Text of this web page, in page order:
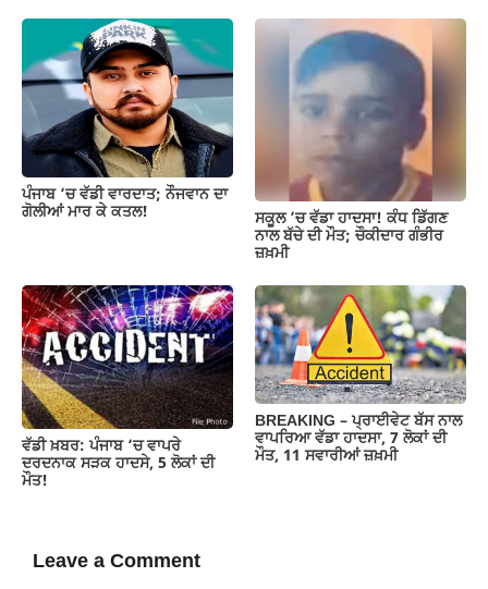
ਪੰਜਾਬ ‘ਚ ਵੱਡੀ ਵਾਰਦਾਤ; ਨੌਜਵਾਨ ਦਾ
ਗੋਲੀਆਂ ਮਾਰ ਕੇ ਕਤਲ!
ਸਕੂਲ ’ਚ ਵੱਡਾ ਹਾਦਸਾ! ਕੰਧ ਡਿੱਗਣ
ਨਾਲ ਬੱਚੇ ਦੀ ਮੌਤ; ਚੌਕੀਦਾਰ ਗੰਭੀਰ
ਜ਼ਖ਼ਮੀ
ਵੱਡੀ ਖ਼ਬਰ: ਪੰਜਾਬ ‘ਚ ਵਾਪਰੇ
ਦਰਦਨਾਕ ਸੜਕ ਹਾਦਸੇ, 5 ਲੋਕਾਂ ਦੀ
ਮੌਤ!
BREAKING – ਪ੍ਰਾਈਵੇਟ ਬੱਸ ਨਾਲ
ਵਾਪਰਿਆ ਵੱਡਾ ਹਾਦਸਾ, 7 ਲੋਕਾਂ ਦੀ
ਮੌਤ, 11 ਸਵਾਰੀਆਂ ਜ਼ਖ਼ਮੀ
Leave a Comment